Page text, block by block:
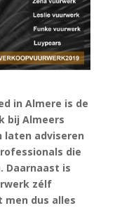
in Almere is de
bij Almeers
laten adviseren
die
Daarnaast is
zélf
men dus alles